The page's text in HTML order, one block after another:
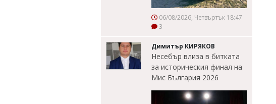
06/08/2026, Четвъртък 18:47
3
Димитър КИРЯКОВ
Несебър влиза в битката
за историческия финал на
Мис България 2026